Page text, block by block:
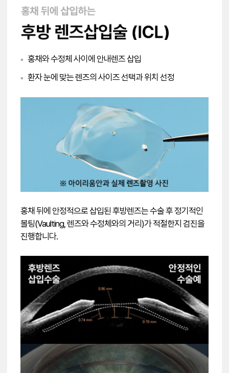
■ 홍채와 수정체 사이에 안내렌즈 삽입
■ 환자 눈에 맞는 렌즈의 사이즈 선택과 위치 선정
홍채 뒤에 안정적으로 삽입된 후방렌즈는 수술 후 정기적인
볼팅(Vaulting, 렌즈와 수정체와의 거리)가 적절한지 검진을
진행합니다.